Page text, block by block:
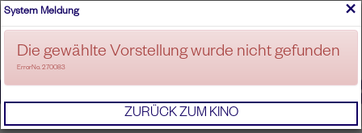
ANMELDEN
×
System Meldung
Die gewählte Vorstellung wurde nicht gefunden
ErrorNo. 270083
ZURÜCK ZUM KINO